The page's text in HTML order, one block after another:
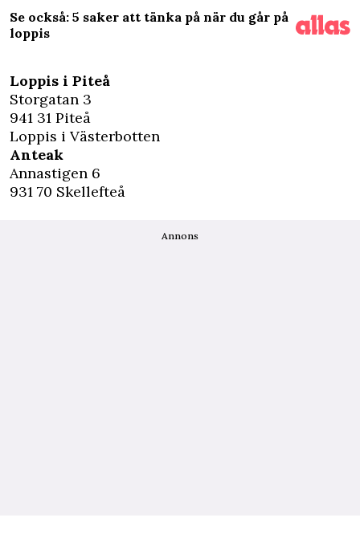
Se också: 5 saker att tänka på när du går på
loppis
Loppis i Piteå
Storgatan 3
941 31 Piteå
Loppis i Västerbotten
Anteak
Annastigen 6
931 70 Skellefteå
Annons